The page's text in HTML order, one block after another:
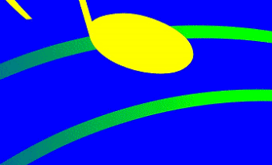
Preskočiť